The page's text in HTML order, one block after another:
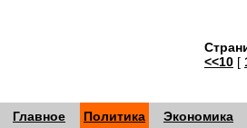
<<10 [
Главное Политика Экономика